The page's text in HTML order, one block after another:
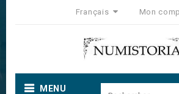
Français Mon
MENU